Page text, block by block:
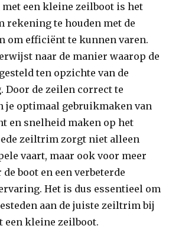
een kleine zeilboot is het
rekening te houden met de
om efficiënt te kunnen varen.
naar de manier waarop de
ten opzichte van de
de zeilen correct te
je optimaal gebruikmaken van
en snelheid maken op het
zeiltrim zorgt niet alleen
vaart, maar ook voor meer
boot en een verbeterde
Het is dus essentieel om
aan de juiste zeiltrim bij
een kleine zeilboot.